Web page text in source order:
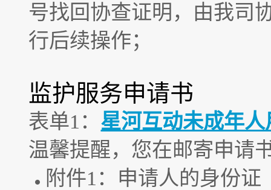
号找回协查证明，由我司
行后续操作；
监护服务申请书
表单1： 星河互动未成年
温馨提醒，您在邮寄申请
附件1：申请人的身份证